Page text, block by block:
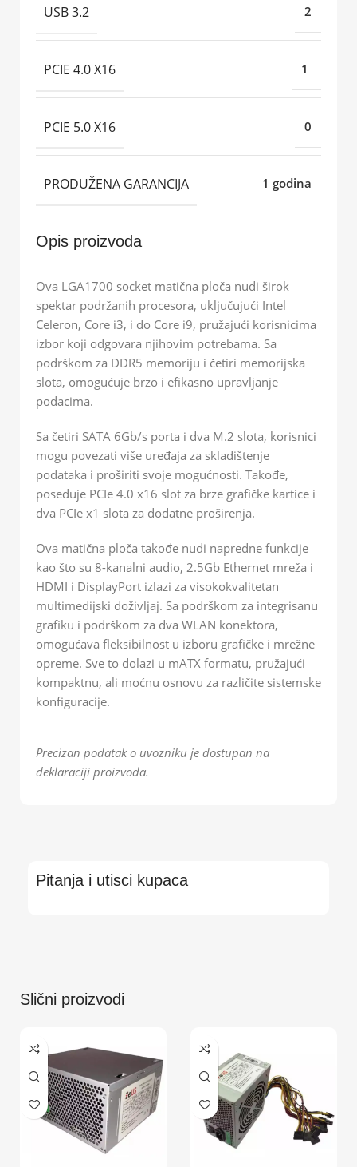
USB 3.2 2
PCIE 4.0 X16 1
PCIE 5.0 X16 0
PRODUŽENA GARANCIJA 1 godina
Opis proizvoda
Ova LGA1700 socket matična ploča nudi širok
spektar podržanih procesora, uključujući Intel
Celeron, Core i3, i do Core i9, pružajući korisnicima
izbor koji odgovara njihovim potrebama. Sa
podrškom za DDR5 memoriju i četiri memorijska
slota, omogućuje brzo i efikasno upravljanje
podacima.
Sa četiri SATA 6Gb/s porta i dva M.2 slota, korisnici
mogu povezati više uređaja za skladištenje
podataka i proširiti svoje mogućnosti. Takođe,
poseduje PCIe 4.0 x16 slot za brze grafičke kartice i
dva PCIe x1 slota za dodatne proširenja.
Ova matična ploča takođe nudi napredne funkcije
kao što su 8-kanalni audio, 2.5Gb Ethernet mreža i
HDMI i DisplayPort izlazi za visokokvalitetan
multimedijski doživljaj. Sa podrškom za integrisanu
grafiku i podrškom za dva WLAN konektora,
omogućava fleksibilnost u izboru grafičke i mrežne
opreme. Sve to dolazi u mATX formatu, pružajući
kompaktnu, ali moćnu osnovu za različite sistemske
konfiguracije.
Precizan podatak o uvozniku je dostupan na
deklaraciji proizvoda.
Pitanja i utisci kupaca
Slični proizvodi